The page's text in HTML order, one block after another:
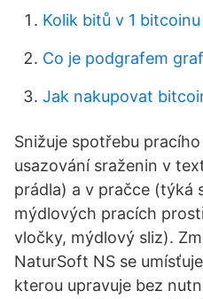
Kolik bitů v 1 bitcoinu
Co je podgrafem
Jak nakupovat
Snižuje spotřebu
usazování sraženin v
prádla) a v pračce (týká
mýdlových pracích
vločky, mýdlový sliz).
NaturSoft NS se
kterou upravuje bez